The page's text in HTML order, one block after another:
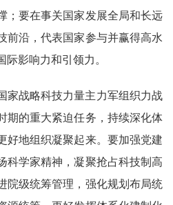
；要在事关国家发展全局和长远
前沿，代表国家参与并赢得高水
影响力和引领力。
家战略科技力量主力军组织力战
期的重大紧迫任务，持续深化体
好地组织凝聚起来。要加强党建
科学家精神，凝聚抢占科技制高
院级统筹管理，强化规划布局统